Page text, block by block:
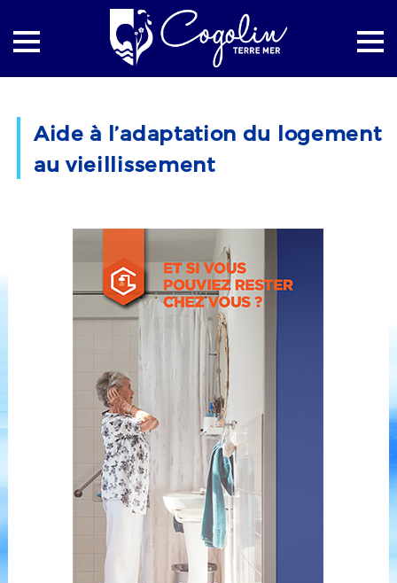
Aide à l’adaptation du logement au vieillissement
Aide à l’adaptation du logement
au vieillissement